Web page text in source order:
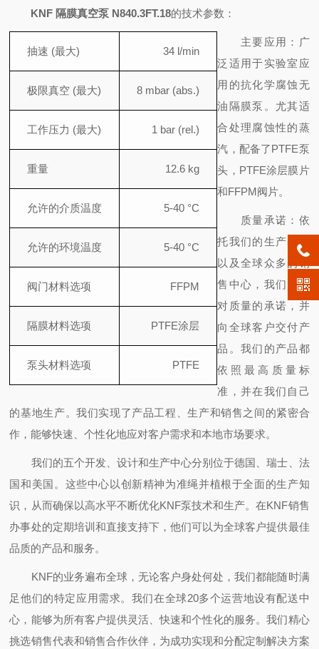
KNF 隔膜真空泵 N840.3FT.18的技术参数：
抽速 (最大) 34 l/min
极限真空 (最大) 8 mbar (abs.)
工作压力 (最大) 1 bar (rel.)
重量 12.6 kg
允许的介质温度 5-40 °C
允许的环境温度 5-40 °C
阀门材料选项 FFPM
隔膜材料选项 PTFE涂层
泵头材料选项 PTFE
主要应用：广
泛适用于实验室应
用的抗化学腐蚀无
油隔膜泵。尤其适
合处理腐蚀性的蒸
汽，配备了PTFE泵
头，PTFE涂层膜片
和FFPM阀片。
质量承诺：依
托我们的生产基地
以及全球众多的销
售中心，我们履行
对质量的承诺，并
向全球客户交付产
品。我们的产品都
依照最高质量标
准，并在我们自己
的基地生产。我们实现了产品工程、生产和销售之间的紧密合
作，能够快速、个性化地应对客户需求和本地市场要求。
我们的五个开发、设计和生产中心分别位于德国、瑞士、法
国和美国。这些中心以创新精神为准绳并植根于全面的生产知
识，从而确保以高水平不断优化KNF泵技术和生产。在KNF销售
办事处的定期培训和直接支持下，他们可以为全球客户提供最佳
品质的产品和服务。
KNF的业务遍布全球，无论客户身处何处，我们都能随时满
足他们的特定应用需求。我们在全球20多个运营地设有配送中
心，能够为所有客户提供灵活、快速和个性化的服务。我们精心
挑选销售代表和销售合作伙伴，为成功实现和分配定制解决方案